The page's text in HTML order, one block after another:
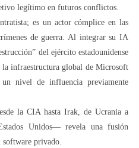
legítimo en futuros conflictos.
es un actor cómplice en las
de guerra. Al integrar su IA
del ejército estadounidense
la infraestructura global de Microsoft
nivel de influencia previamente
la CIA hasta Irak, de Ucrania a
Unidos— revela una fusión
privado.